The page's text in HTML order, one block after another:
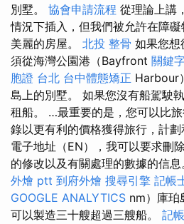
別墅。 協會申請流程 從理論上講
情況下插入，但我們被允許在障
美麗的房屋。 北投 整骨 如果您想
須從海灣公園港（Bayfront 關鍵
胞證 台北 台中體態矯正 Harbour
島上的別墅。 如果您沒有船駕駛
租船。 …最重要的是，您可以比
錄以更有利的價格獲得旅行，計
電子地址（EN），我可以要求刪
的修改以及有關處理的數據的信
外燴 ptt 到府外燴 搜尋引擎 記帳
GOOGLE ANALYTICS nm）庫
可以製造三十艘超過三艘船。 記